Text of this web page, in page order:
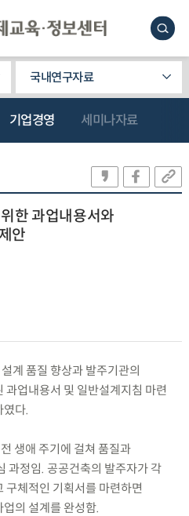
국내연구자료
기업경영 세미나자료
한 과업내용서와
안
계 품질 향상과 발주기관의
과업내용서 및 일반설계지침 마련
였다.
생애 주기에 걸쳐 품질과
과정임. 공공건축의 발주자가 각
구체적인 기획서를 마련하면
의 설계를 완성함.